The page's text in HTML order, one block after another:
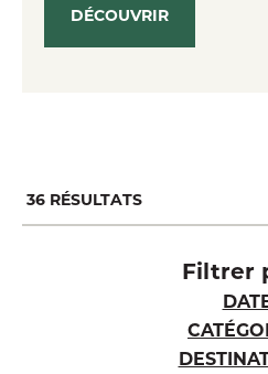
DÉCOUVRIR
36 RÉSULTATS
Filtrer